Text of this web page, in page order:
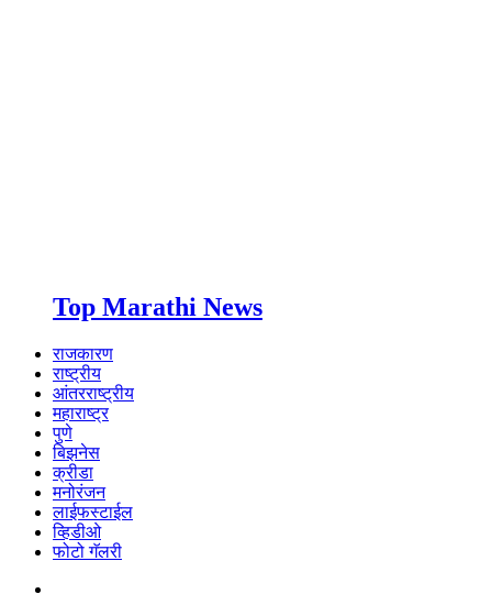
Top Marathi News
राजकारण
राष्ट्रीय
आंतरराष्ट्रीय
महाराष्ट्र
पुणे
बिझनेस
क्रीडा
मनोरंजन
लाईफस्टाईल
व्हिडीओ
फोटो गॅलरी